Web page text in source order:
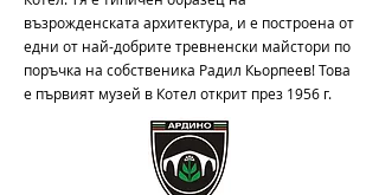
възрожденската архитектура, и е построена от
едни от най-добрите тревненски майстори по
поръчка на собственика Радил Кьорпеев! Това
е първият музей в Котел открит през 1956 г.